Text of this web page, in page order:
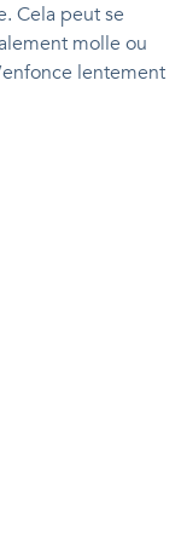
Cela peut se
molle ou
lentement